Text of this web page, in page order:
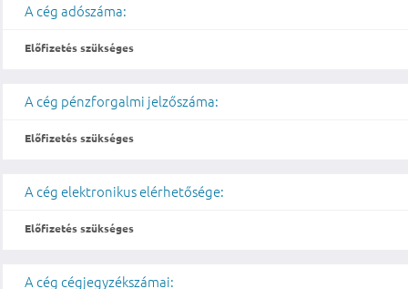
A cég adószáma:
Előfizetés szükséges
A cég pénzforgalmi jelzőszáma:
Előfizetés szükséges
A cég elektronikus elérhetősége:
Előfizetés szükséges
A cég cégjegyzékszámai: